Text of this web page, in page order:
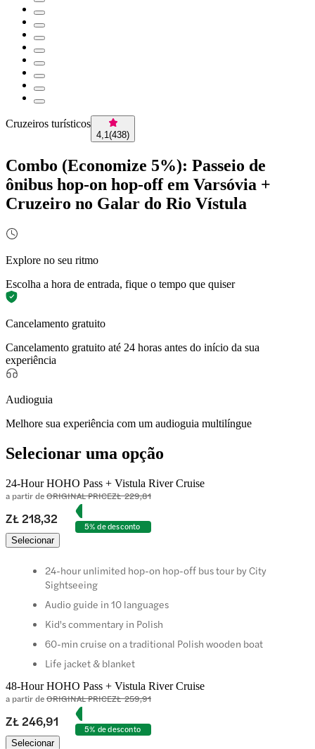
Cruzeiros turísticos
4,1(438)
Combo (Economize 5%): Passeio de
ônibus hop-on hop-off em Varsóvia +
Cruzeiro no Galar do Rio Vístula
Explore no seu ritmo
Escolha a hora de entrada, fique o tempo que quiser
Cancelamento gratuito
Cancelamento gratuito até 24 horas antes do início da sua
experiência
Audioguia
Melhore sua experiência com um audioguia multilíngue
Selecionar uma opção
24-Hour HOHO Pass + Vistula River Cruise
a partir deORIGINAL PRICEZŁ 229,81
ZŁ 218,32
5% de desconto
Selecionar
24-hour unlimited hop-on hop-off bus tour by City
Sightseeing
Audio guide in 10 languages
Kid's commentary in Polish
60-min cruise on a traditional Polish wooden boat
Life jacket & blanket
48-Hour HOHO Pass + Vistula River Cruise
a partir deORIGINAL PRICEZŁ 259,91
ZŁ 246,91
5% de desconto
Selecionar